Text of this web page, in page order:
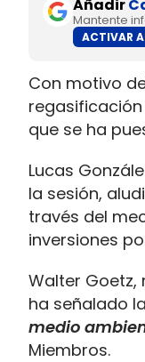
Añadir
Mantente
ACTIVAR
Con motivo
regasificación
que se ha
Lucas
la sesión,
través del
inversiones
Walter Goetz,
ha señalado
medio
Miembros.